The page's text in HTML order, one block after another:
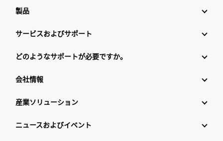
製品
サービスおよびサポート
どのようなサポートが必要ですか。
会社情報
産業ソリューション
ニュースおよびイベント